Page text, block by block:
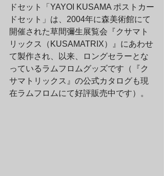
ドセット「YAYOI KUSAMA ポストカー
ドセット」は、2004年に森美術館にて
開催された草間彌生展覧会『クサマト
リックス（KUSAMATRIX）』にあわせ
て製作され、以来、ロングセラーとな
っているラムフロムグッズです（『ク
サマトリックス』の公式カタログも現
在ラムフロムにて好評販売中です）。